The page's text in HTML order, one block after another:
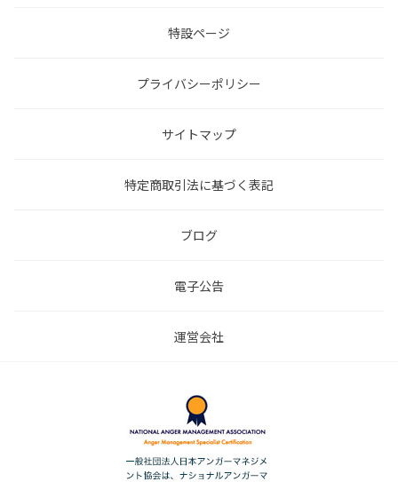
特設ページ
プライバシーポリシー
サイトマップ
特定商取引法に基づく表記
ブログ
電子公告
運営会社